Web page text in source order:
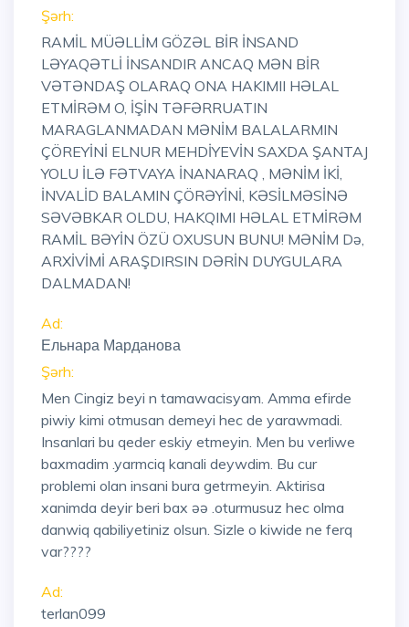
Şərh:
RAMİL MÜƏLLİM GÖZƏL BİR İNSAND
LƏYAQƏTLİ İNSANDIR ANCAQ MƏN BİR
VƏTƏNDAŞ OLARAQ ONA HAKIMII HƏLAL
ETMİRƏM O, İŞİN TƏFƏRRUATIN
MARAGLANMADAN MƏNİM BALALARMIN
ÇÖREYİNİ ELNUR MEHDİYEVİN SAXDA ŞANTAJ
YOLU İLƏ FƏTVAYA İNANARAQ , MƏNİM İKİ,
İNVALİD BALAMIN ÇÖRƏYİNİ, KƏSİLMƏSİNƏ
SƏVƏBKAR OLDU, HAKQIMI HƏLAL ETMİRƏM
RAMİL BƏYİN ÖZÜ OXUSUN BUNU! MƏNİM Də,
ARXİVİMİ ARAŞDIRSIN DƏRİN DUYGULARA
DALMADAN!
Ad:
Ельнара Марданова
Şərh:
Men Cingiz beyi n tamawacisyam. Amma efirde
piwiy kimi otmusan demeyi hec de yarawmadi.
Insanlari bu qeder eskiy etmeyin. Men bu verliwe
baxmadim .yarmciq kanali deywdim. Bu cur
problemi olan insani bura getrmeyin. Aktirisa
xanimda deyir beri bax əə .oturmusuz hec olma
danwiq qabiliyetiniz olsun. Sizle o kiwide ne ferq
var????
Ad:
terlan099